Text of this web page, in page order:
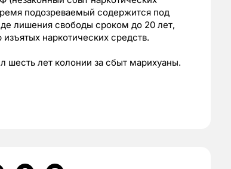
подозреваемый содержится под
лишения свободы сроком до 20 лет,
наркотических средств.
шесть лет колонии за сбыт марихуаны.